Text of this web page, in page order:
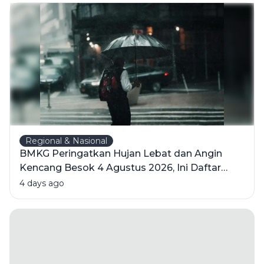
Regional & Nasional
BMKG Peringatkan Hujan Lebat dan Angin
Kencang Besok 4 Agustus 2026, Ini Daftar
Wilayahnya
4 days ago